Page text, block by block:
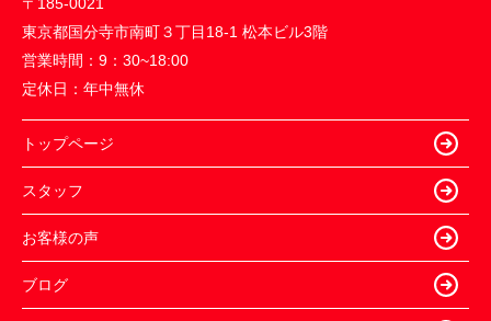
〒185-0021
東京都国分寺市南町３丁目18-1 松本ビル3階
営業時間： 9：30~18:00
定休日： 年中無休
トップページ
スタッフ
お客様の声
ブログ